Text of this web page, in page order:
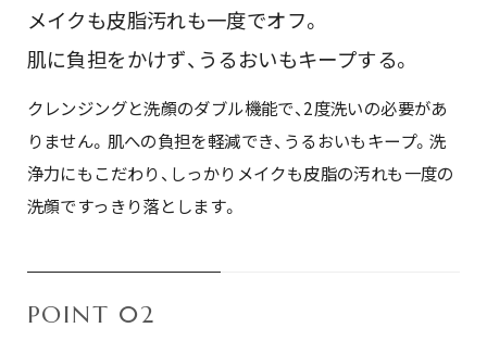
メイクも皮脂汚れも一度でオフ。
肌に負担をかけず、うるおいもキープする。
クレンジングと洗顔のダブル機能で、2度洗いの必要があ
りません。肌への負担を軽減でき、うるおいもキープ。洗
浄力にもこだわり、しっかりメイクも皮脂の汚れも一度の
洗顔ですっきり落とします。
POINT 02